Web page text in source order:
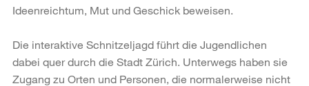
Ideenreichtum, Mut und Geschick beweisen.
Die interaktive Schnitzeljagd führt die Jugendlichen
dabei quer durch die Stadt Zürich. Unterwegs haben sie
Zugang zu Orten und Personen, die normalerweise nicht